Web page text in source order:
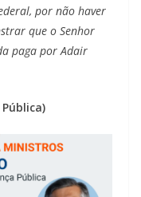
por não haver
que o Senhor
paga por Adair
Pública)